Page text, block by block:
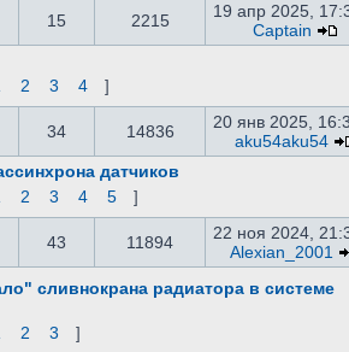
15 2215
19 апр 2025,
Captain
2 3 4 ]
34 14836
20 янв 2025,
aku54aku54
датчиков
2 3 4 5 ]
43 11894
22 ноя 2024,
Alexian_2001
сливнокрана радиатора в системе
2 3 ]